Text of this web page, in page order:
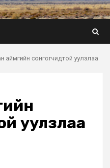
аймгийн сонгогчидтой уулзлаа
уулзлаа